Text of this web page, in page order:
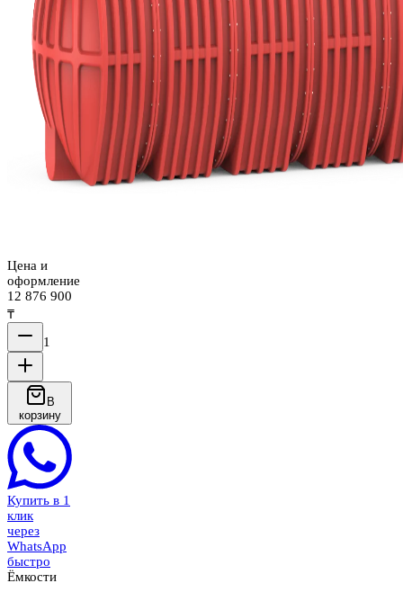
Цена и
оформление
12 876 900
₸
1
В
корзину
Купить в 1
клик
через
WhatsApp
быстро
Ёмкости